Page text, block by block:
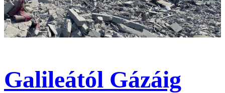
Galileától Gázáig